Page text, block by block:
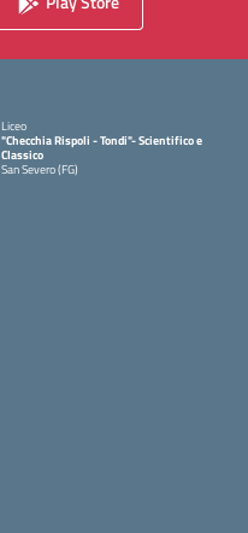
Liceo
"Checchia Rispoli - Tondi"- Scientifico e
Classico
San Severo (FG)